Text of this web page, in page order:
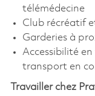
télémédecine
Club récréatif
Garderies à
Accessibilité
transport en
Travailler chez